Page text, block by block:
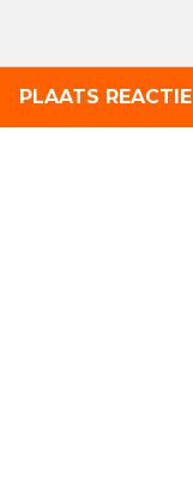
PLAATS REACTIE